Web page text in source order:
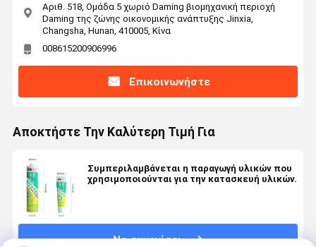
Αριθ. 518, Ομάδα 5 χωριό Daming βιομηχανική περιοχή
Daming της ζώνης οικονομικής ανάπτυξης Jinxia,
Changsha, Hunan, 410005, Κίνα
008615200906996
Επικοινωνήστε
Αποκτήστε Την Καλύτερη Τιμή Για
Συμπεριλαμβάνεται η παραγωγή υλικών που
χρησιμοποιούνται για την κατασκευή υλικών.
Να συνεχίσει